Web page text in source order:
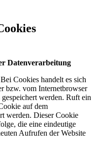
Datenverarbeitung
Cookies handelt es sich
bzw. vom Internetbrowser
werden. Ruft ein
auf dem
werden. Dieser Cookie
die eine eindeutige
Aufrufen der Website